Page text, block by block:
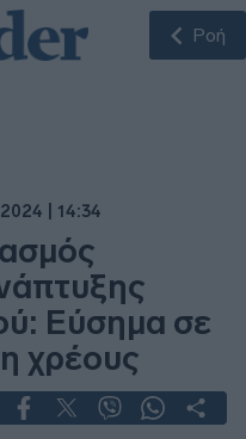
Ροή
| 14:34
Εύσημα σε
χρέους